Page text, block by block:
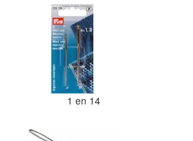
gedaan. Misschien een tip om
kleuren apart in te pakken
sticker welke kleur het is?
Desondanks zou ik deze shop
wel aanbevelen wat betreft de
viltwol. Goede prijs/kwaliteit
verhouding.
1 en 14